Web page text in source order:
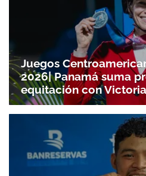
Juegos
2026| Panamá suma
equitación con